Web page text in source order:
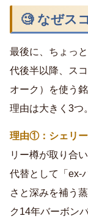
🧐 なぜス
最後に、ちょっ
代後半以降、ス
オーク）を使う
理由は大きく3つ。
理由①：シェリー
リー樽が取り合
代替として「ex-
さと深みを補う
ク14年バーボン